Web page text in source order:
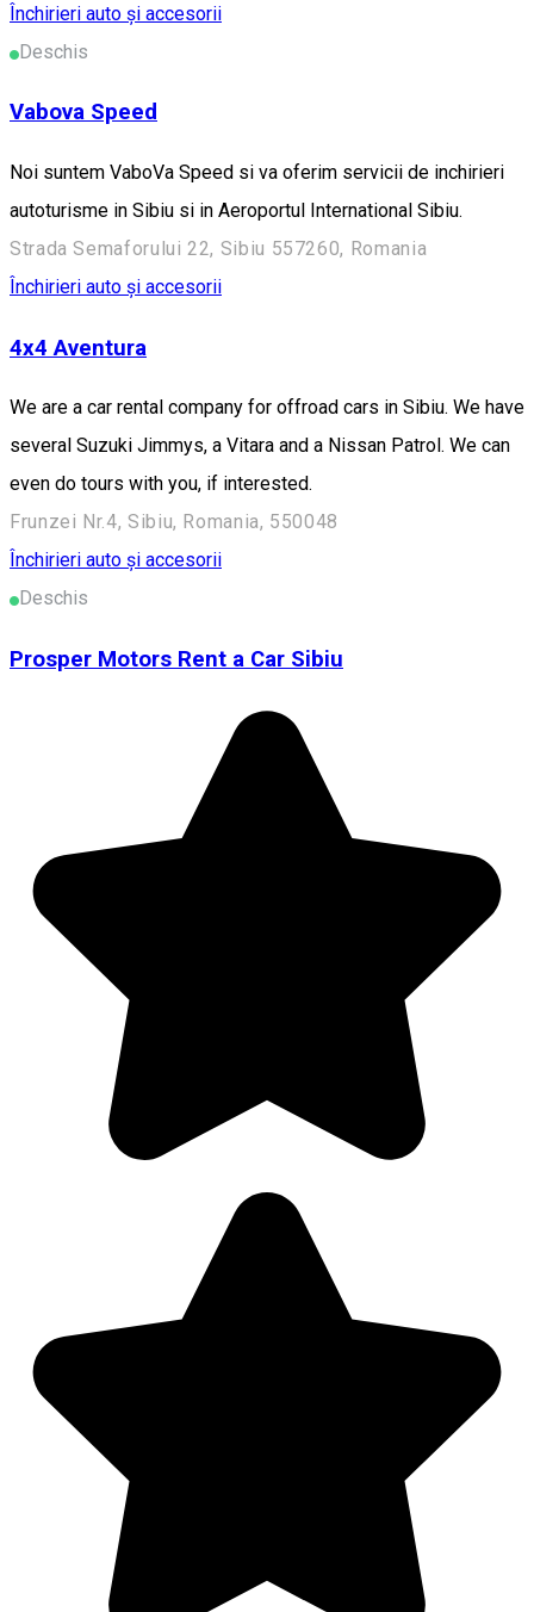
Închirieri auto și accesorii
Deschis
Vabova Speed
Noi suntem VaboVa Speed si va oferim servicii de inchirieri
autoturisme in Sibiu si in Aeroportul International Sibiu.
Strada Semaforului 22, Sibiu 557260, Romania
Închirieri auto și accesorii
4x4 Aventura
We are a car rental company for offroad cars in Sibiu. We have
several Suzuki Jimmys, a Vitara and a Nissan Patrol. We can
even do tours with you, if interested.
Frunzei Nr.4, Sibiu, Romania, 550048
Închirieri auto și accesorii
Deschis
Prosper Motors Rent a Car Sibiu